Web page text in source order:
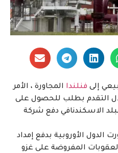
إلى فنلندا المجاورة ، الأمر
التقدم بطلب للحصول على
الاسكندنافي دفع شركة
الأوروبية بدفع إمداد
المفروضة على غزو